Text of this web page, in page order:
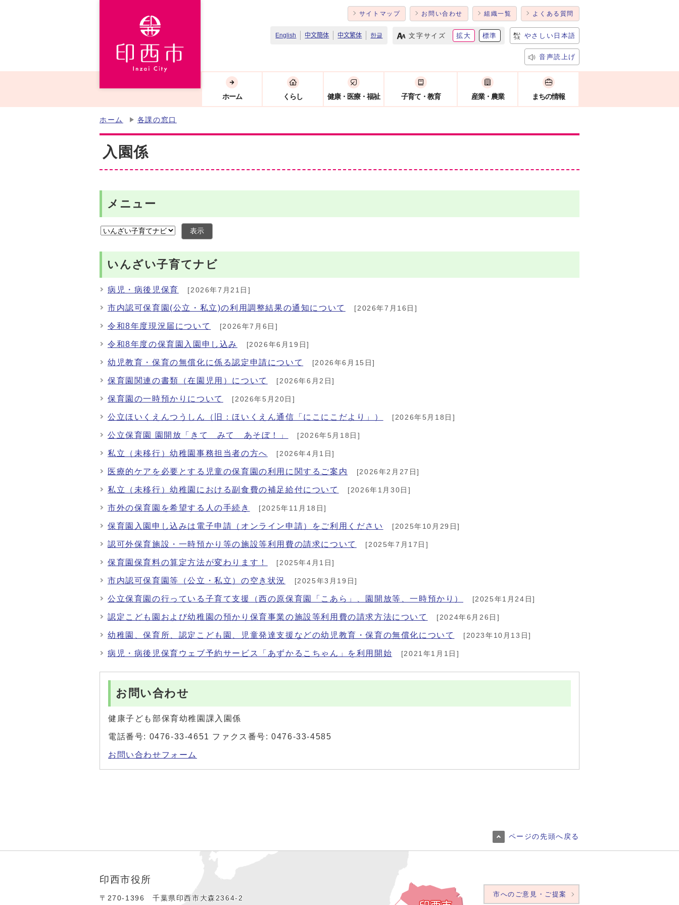
サイトマップ お問い合わせ 組織一覧 よくある質問
English 中文簡体 中文繁体 한글 文字サイズ 拡大 標準 やさしい日本語
音声読上げ
ホーム くらし 健康・医療・福祉 子育て・教育 産業・農業 まちの情報
ホーム 各課の窓口
入園係
メニュー
表示
いんざい子育てナビ
病児・病後児保育 [2026年7月21日]
市内認可保育園(公立・私立)の利用調整結果の通知について [2026年7月16日]
令和8年度現況届について [2026年7月6日]
令和8年度の保育園入園申し込み [2026年6月19日]
幼児教育・保育の無償化に係る認定申請について [2026年6月15日]
保育園関連の書類（在園児用）について [2026年6月2日]
保育園の一時預かりについて [2026年5月20日]
公立ほいくえんつうしん（旧：ほいくえん通信「にこにこだより」） [2026年5月18日]
公立保育園 園開放「きて みて あそぼ！」 [2026年5月18日]
私立（未移行）幼稚園事務担当者の方へ [2026年4月1日]
医療的ケアを必要とする児童の保育園の利用に関するご案内 [2026年2月27日]
私立（未移行）幼稚園における副食費の補足給付について [2026年1月30日]
市外の保育園を希望する人の手続き [2025年11月18日]
保育園入園申し込みは電子申請（オンライン申請）をご利用ください [2025年10月29日]
認可外保育施設・一時預かり等の施設等利用費の請求について [2025年7月17日]
保育園保育料の算定方法が変わります！ [2025年4月1日]
市内認可保育園等（公立・私立）の空き状況 [2025年3月19日]
公立保育園の行っている子育て支援（西の原保育園「こあら」、園開放等、一時預かり） [2025年1月24日]
認定こども園および幼稚園の預かり保育事業の施設等利用費の請求方法について [2024年6月26日]
幼稚園、保育所、認定こども園、児童発達支援などの幼児教育・保育の無償化について [2023年10月13日]
病児・病後児保育ウェブ予約サービス「あずかるこちゃん」を利用開始 [2021年1月1日]
お問い合わせ
健康子ども部保育幼稚園課入園係
電話番号: 0476-33-4651 ファクス番号: 0476-33-4585
お問い合わせフォーム
ページの先頭へ戻る
印西市役所
〒270-1396 千葉県印西市大森2364‐2
市へのご意見・ご提案